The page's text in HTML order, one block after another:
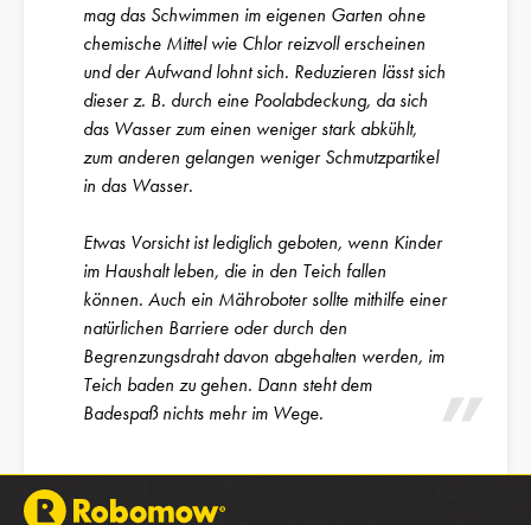
mag das Schwimmen im eigenen Garten ohne
chemische Mittel wie Chlor reizvoll erscheinen
und der Aufwand lohnt sich. Reduzieren lässt sich
dieser z. B. durch eine Poolabdeckung, da sich
das Wasser zum einen weniger stark abkühlt,
zum anderen gelangen weniger Schmutzpartikel
in das Wasser.
Etwas Vorsicht ist lediglich geboten, wenn Kinder
im Haushalt leben, die in den Teich fallen
können. Auch ein Mähroboter sollte mithilfe einer
natürlichen Barriere oder durch den
Begrenzungsdraht davon abgehalten werden, im
Teich baden zu gehen. Dann steht dem
Badespaß nichts mehr im Wege.